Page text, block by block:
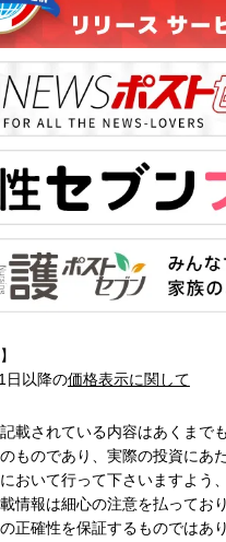
日以降の価格表示に関して
載されている内容はあくまで
ものであり、実際の投資にあ
おいて行って下さいますよう
情報は細心の注意を払ってお
正確性を保証するものではあ